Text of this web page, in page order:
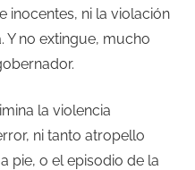
inocentes, ni la violación
Y no extingue, mucho
la violencia
ni tanto atropello
pie, o el episodio de la